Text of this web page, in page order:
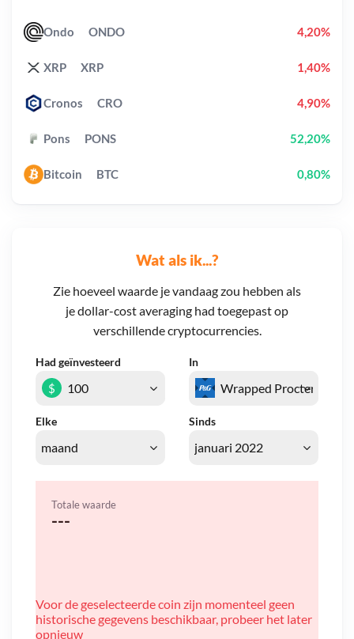
Wat als ik...?
Zie hoeveel waarde je vandaag zou hebben als
je dollar-cost averaging had toegepast op
verschillende cryptocurrencies.
Had geïnvesteerd In
Elke Sinds
$
Totale waarde
---
Voor de geselecteerde coin zijn momenteel geen
historische gegevens beschikbaar, probeer het later
opnieuw
Ondo ONDO 4,20%
XRP XRP 1,40%
Cronos CRO 4,90%
Pons PONS 52,20%
Bitcoin BTC 0,80%